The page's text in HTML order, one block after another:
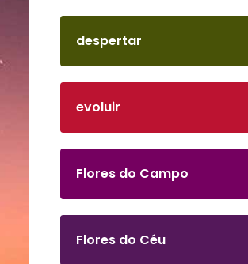
despertar
evoluir
Flores do Campo
Flores do Céu